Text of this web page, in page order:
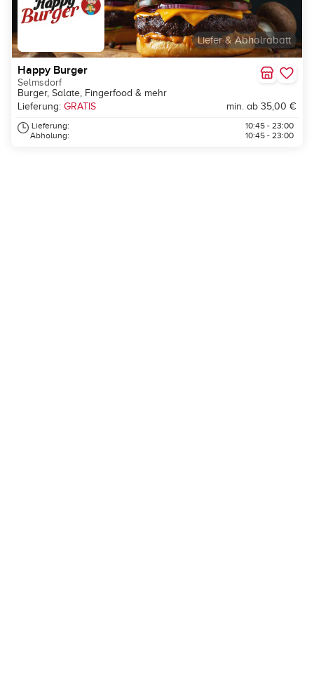
Liefer & Abholrabatt
Happy Burger
Selmsdorf
Burger, Salate, Fingerfood & mehr
Lieferung: GRATIS min. ab 35,00 €
Lieferung:
Abholung:
10:45 - 23:00
10:45 - 23:00